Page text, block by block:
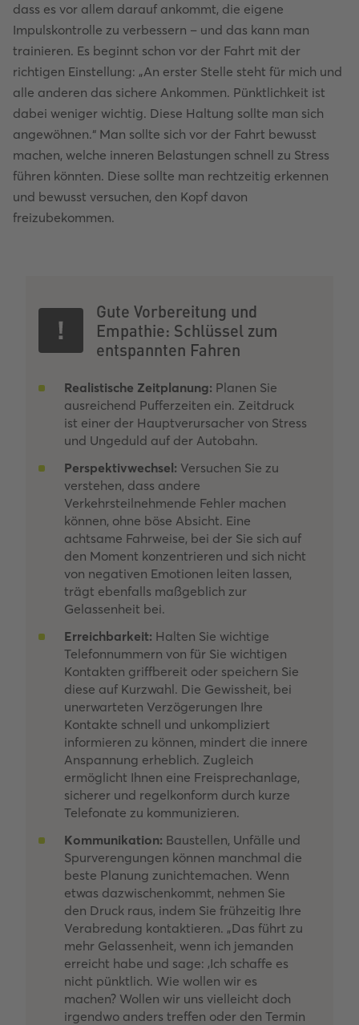
dass es vor allem darauf ankommt, die eigene
Impulskontrolle zu verbessern – und das kann man
trainieren. Es beginnt schon vor der Fahrt mit der
richtigen Einstellung: „An erster Stelle steht für mich und
alle anderen das sichere Ankommen. Pünktlichkeit ist
dabei weniger wichtig. Diese Haltung sollte man sich
angewöhnen.“ Man sollte sich vor der Fahrt bewusst
machen, welche inneren Belastungen schnell zu Stress
führen könnten. Diese sollte man rechtzeitig erkennen
und bewusst versuchen, den Kopf davon
freizubekommen.
Gute Vorbereitung und
Empathie: Schlüssel zum
entspannten Fahren
Realistische Zeitplanung: Planen Sie
ausreichend Pufferzeiten ein. Zeitdruck
ist einer der Hauptverursacher von Stress
und Ungeduld auf der Autobahn.
Perspektivwechsel: Versuchen Sie zu
verstehen, dass andere
Verkehrsteilnehmende Fehler machen
können, ohne böse Absicht. Eine
achtsame Fahrweise, bei der Sie sich auf
den Moment konzentrieren und sich nicht
von negativen Emotionen leiten lassen,
trägt ebenfalls maßgeblich zur
Gelassenheit bei.
Erreichbarkeit: Halten Sie wichtige
Telefonnummern von für Sie wichtigen
Kontakten griffbereit oder speichern Sie
diese auf Kurzwahl. Die Gewissheit, bei
unerwarteten Verzögerungen Ihre
Kontakte schnell und unkompliziert
informieren zu können, mindert die innere
Anspannung erheblich. Zugleich
ermöglicht Ihnen eine Freisprechanlage,
sicherer und regelkonform durch kurze
Telefonate zu kommunizieren.
Kommunikation: Baustellen, Unfälle und
Spurverengungen können manchmal die
beste Planung zunichtemachen. Wenn
etwas dazwischenkommt, nehmen Sie
den Druck raus, indem Sie frühzeitig Ihre
Verabredung kontaktieren. „Das führt zu
mehr Gelassenheit, wenn ich jemanden
erreicht habe und sage: ‚Ich schaffe es
nicht pünktlich. Wie wollen wir es
machen? Wollen wir uns vielleicht doch
irgendwo anders treffen oder den Termin